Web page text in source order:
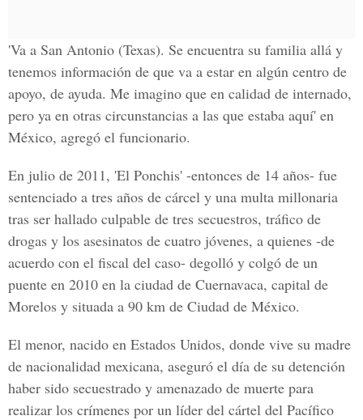
'Va a San Antonio (Texas). Se encuentra su familia allá y
tenemos información de que va a estar en algún centro de
apoyo, de ayuda. Me imagino que en calidad de internado,
pero ya en otras circunstancias a las que estaba aquí' en
México, agregó el funcionario.
En julio de 2011, 'El Ponchis' -entonces de 14 años- fue
sentenciado a tres años de cárcel y una multa millonaria
tras ser hallado culpable de tres secuestros, tráfico de
drogas y los asesinatos de cuatro jóvenes, a quienes -de
acuerdo con el fiscal del caso- degolló y colgó de un
puente en 2010 en la ciudad de Cuernavaca, capital de
Morelos y situada a 90 km de Ciudad de México.
El menor, nacido en Estados Unidos, donde vive su madre
de nacionalidad mexicana, aseguró el día de su detención
haber sido secuestrado y amenazado de muerte para
realizar los crímenes por un líder del cártel del Pacífico